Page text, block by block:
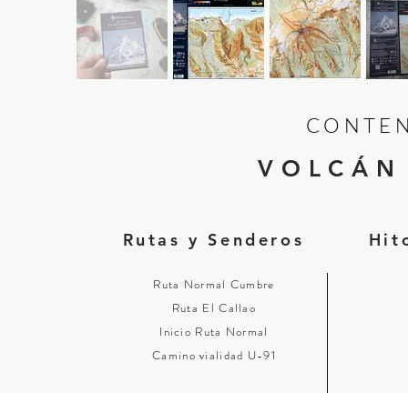
Rutas y Senderos
Ruta Normal Cumbre
Ruta El Callao
Inicio Ruta Normal
Camino vialidad U-91